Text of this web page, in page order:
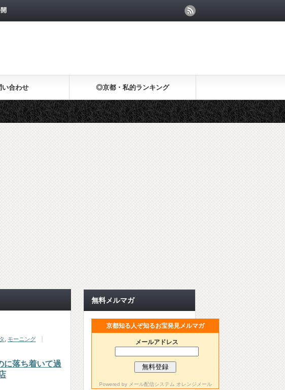
合わせ ◎京都・私的ランキング
モーニング
に落ち着いて過
無料メルマガ
京都知る人ぞ知るお宝発見メルマガ
メールアドレス
Powered by メール配信システム オレンジメール